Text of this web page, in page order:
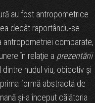
au fost antropometrice
decât raportându-se
antropometriei comparate,
în relaţie a prezentării
nudul viu, obiectiv şi
formă abstractă de
şi-a început călătoria